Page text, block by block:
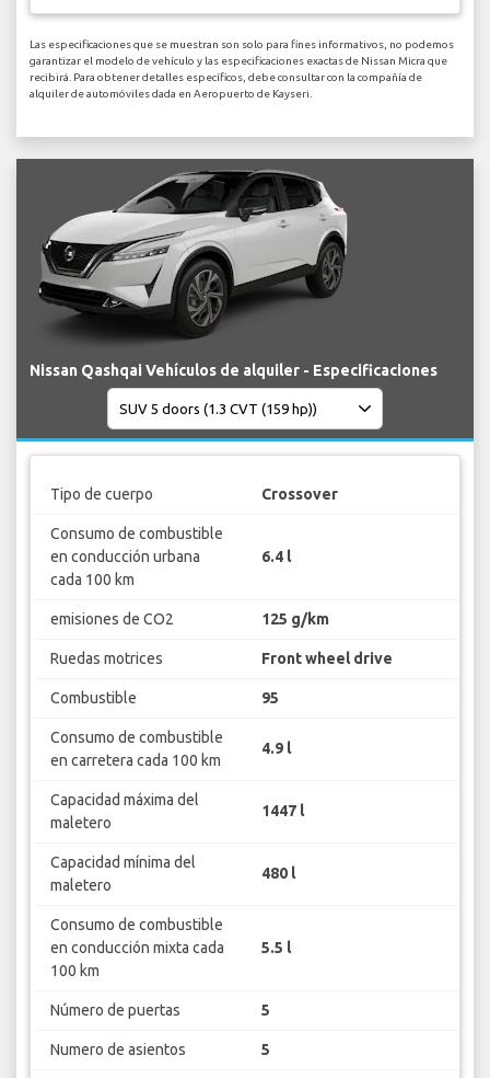
Las especificaciones que se muestran son solo para fines informativos, no podemos
garantizar el modelo de vehículo y las especificaciones exactas de Nissan Micra que
recibirá. Para obtener detalles específicos, debe consultar con la compañía de
alquiler de automóviles dada en Aeropuerto de Kayseri.
Nissan Qashqai Vehículos de alquiler - Especificaciones
Tipo de cuerpo Crossover
Consumo de combustible
en conducción urbana
cada 100 km
6.4 l
emisiones de CO2 125 g/km
Ruedas motrices Front wheel drive
Combustible 95
Consumo de combustible
en carretera cada 100 km
4.9 l
Capacidad máxima del
maletero
1447 l
Capacidad mínima del
maletero
480 l
Consumo de combustible
en conducción mixta cada
100 km
5.5 l
Número de puertas 5
Numero de asientos 5